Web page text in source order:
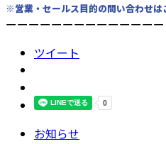
※営業・セールス目的の問い合わせは
ーーーーーーーーーーーーーー
ツイート
お知らせ